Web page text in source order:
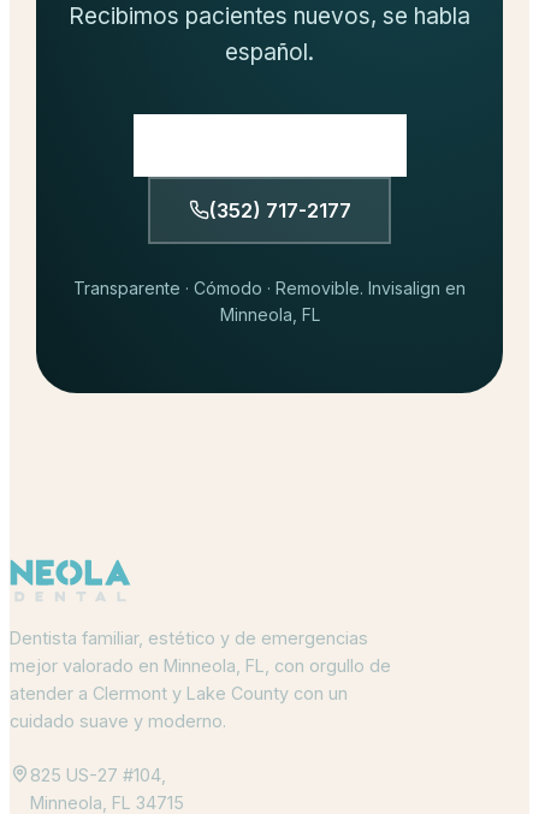
Recibimos pacientes nuevos, se habla
español.
(352) 717-2177
Transparente · Cómodo · Removible. Invisalign en
Minneola, FL
Dentista familiar, estético y de emergencias
mejor valorado en Minneola, FL, con orgullo de
atender a Clermont y Lake County con un
cuidado suave y moderno.
825 US-27 #104,
Minneola, FL 34715